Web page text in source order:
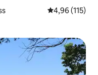
Évaluation
4,96 (115)